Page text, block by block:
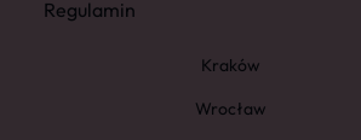
Regulamin
Kraków
Wrocław